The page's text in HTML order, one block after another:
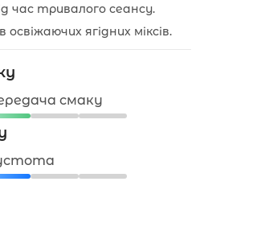
час тривалого сеансу.
ягідних міксів.
смаку